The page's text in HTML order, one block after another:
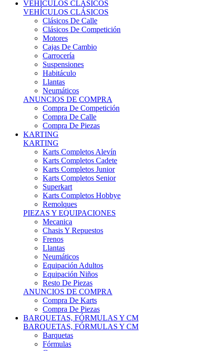
Clásicos De Calle
Clásicos De Competición
Motores
Cajas De Cambio
Carrocería
Suspensiones
Habitáculo
Llantas
Neumáticos
ANUNCIOS DE COMPRA
Compra De Competición
Compra De Calle
Compra De Piezas
KARTING
KARTING
Karts Completos Alevín
Karts Completos Cadete
Karts Completos Junior
Karts Completos Senior
Superkart
Karts Completos Hobbye
Remolques
PIEZAS Y EQUIPACIONES
Mecanica
Chasis Y Repuestos
Frenos
Llantas
Neumáticos
Equipación Adultos
Equipación Niños
Resto De Piezas
ANUNCIOS DE COMPRA
Compra De Karts
Compra De Piezas
BARQUETAS, FÓRMULAS Y CM
BARQUETAS, FÓRMULAS Y CM
Barquetas
Fórmulas
Cm
Prototipos